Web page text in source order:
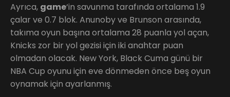
Ayrıca, game‘in savunma tarafında ortalama 1.9
çalar ve 0.7 blok. Anunoby ve Brunson arasında,
takıma oyun başına ortalama 28 puanla yol açan,
Knicks zor bir yol gezisi için iki anahtar puan
olmadan olacak. New York, Black Cuma günü bir
NBA Cup oyunu için eve dönmeden önce beş oyun
oynamak için ayarlanmış.